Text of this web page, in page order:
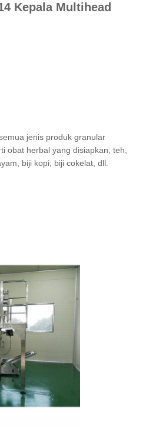
Kepala Multihead
jenis produk granular
obat herbal yang disiapkan, teh,
biji kopi, biji cokelat, dll.